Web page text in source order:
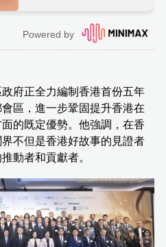
府正全力編制香港首份五年
區，進一步鞏固提升香港在
的既定優勢。他強調，在香
不但是香港好故事的見證者
動者和貢獻者。